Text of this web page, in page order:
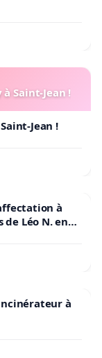
Saint-Jean !
Jean !
à
de Léo N. en
à